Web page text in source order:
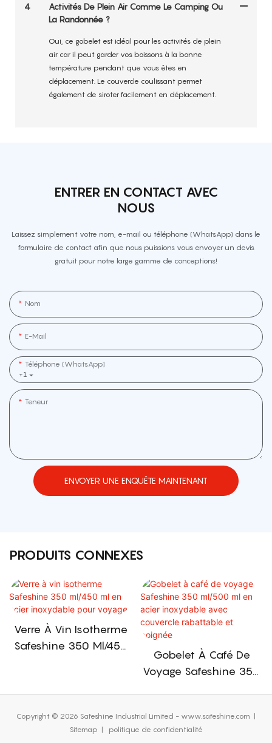
4
Activités De Plein Air Comme Le Camping Ou
La Randonnée ?
Oui, ce gobelet est idéal pour les activités de plein
air car il peut garder vos boissons à la bonne
température pendant que vous êtes en
déplacement. Le couvercle coulissant permet
également de siroter facilement en déplacement.
ENTRER EN CONTACT AVEC
NOUS
Laissez simplement votre nom, e-mail ou téléphone (WhatsApp) dans le
formulaire de contact afin que nous puissions vous envoyer un devis
gratuit pour notre large gamme de conceptions!
Nom
E-Mail
+1
Téléphone (WhatsApp]
Teneur
ENVOYER UNE ENQUÊTE MAINTENANT
PRODUITS CONNEXES
Verre À Vin Isotherme
Safeshine 350 Ml/450
Gobelet À Café De
Voyage Safeshine 350
Couvercle Rabattable
Copyright © 2026 Safeshine Industrial Limited - www.safeshine.com |
Sitemap | politique de confidentialité